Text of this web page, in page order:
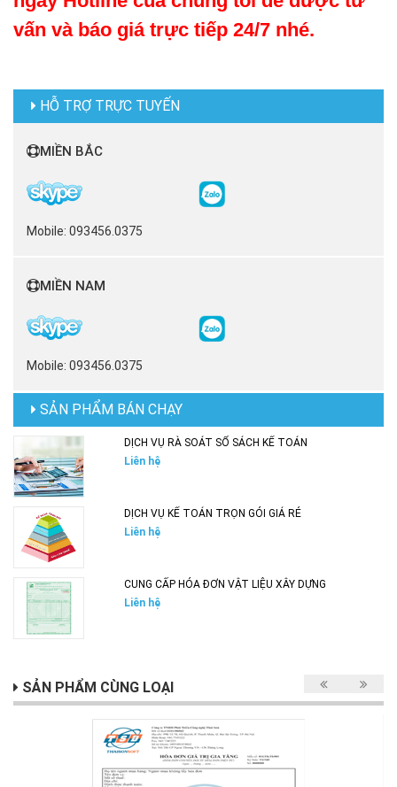
vấn và báo giá trực tiếp 24/7 nhé.
HỖ TRỢ TRỰC TUYẾN
MIỀN BẮC
Mobile: 093456.0375
MIỀN NAM
Mobile: 093456.0375
SẢN PHẨM BÁN CHẠY
DỊCH VỤ RÀ SOÁT SỔ SÁCH KẾ TOÁN
Liên hệ
DỊCH VỤ KẾ TOÁN TRỌN GÓI GIÁ RẺ
Liên hệ
CUNG CẤP HÓA ĐƠN VẬT LIỆU XÂY DỰNG
Liên hệ
SẢN PHẨM CÙNG LOẠI